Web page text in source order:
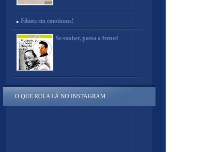
Filmes em emoticons!
Se souber, passa a frente!
O QUE ROLA LÁ NO INSTAGRAM